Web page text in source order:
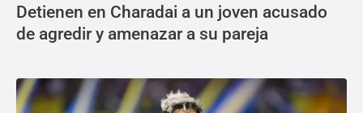
Detienen en Charadai a un joven acusado
de agredir y amenazar a su pareja